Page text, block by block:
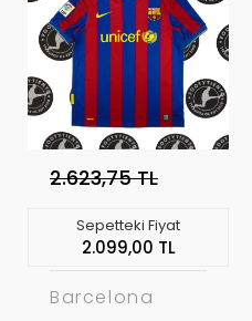
2.623,75 TL
Sepetteki Fiyat
2.099,00 TL
Barcelona